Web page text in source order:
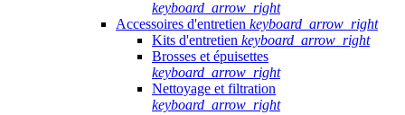
keyboard_arrow_right
Accessoires d'entretien keyboard_arrow_right
Kits d'entretien keyboard_arrow_right
Brosses et épuisettes
keyboard_arrow_right
Nettoyage et filtration
keyboard_arrow_right